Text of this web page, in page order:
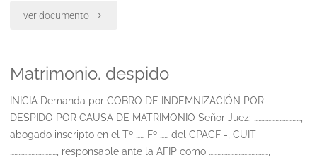
retroactiva
la
ley
ver documento "Muerte
trabajador.
indemnizacion"
Matrimonio. despido
INICIA Demanda por COBRO DE INDEMNIZACIÓN POR
DESPIDO POR CAUSA DE MATRIMONIO Señor Juez: ……………………………,
abogado inscripto en el Tº …… Fº …… del CPACF -, CUIT
……………………………, responsable ante la AFIP como ……………………………………,